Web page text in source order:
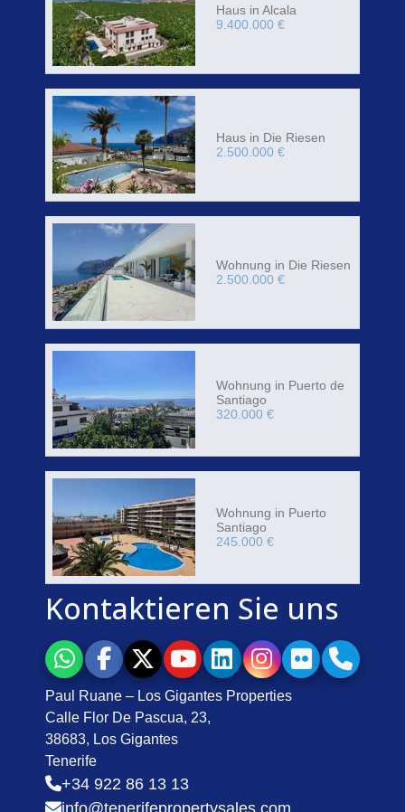
Haus in Alcala
9.400.000 €
Haus in Die Riesen
2.500.000 €
Wohnung in Die Riesen
2.500.000 €
Wohnung in Puerto de
Santiago
320.000 €
Wohnung in Puerto
Santiago
245.000 €
Kontaktieren Sie uns
Paul Ruane – Los Gigantes Properties
Calle Flor De Pascua, 23,
38683, Los Gigantes
Tenerife
+34 922 86 13 13
info@tenerifepropertysales.com